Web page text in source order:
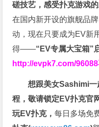
磋技艺，感受扑克游戏的
在国内新开设的旗舰品
动，现在只要成为EV新
得——“EV专属大宝箱”
http://evpk7.com/96088
想跟美女Sashimi一
程，敬请锁定EV扑克官
玩EV扑克，每日多场免